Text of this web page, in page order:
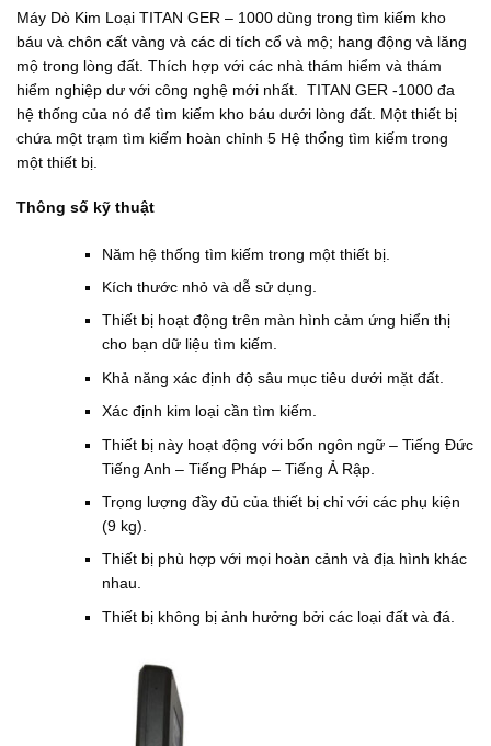
3
0
0
.
0
0
₫
à
:
2
.
7
5
0
.
Máy Dò Kim Loại TITAN GER – 1000 dùng trong tìm kiếm kho
báu và chôn cất vàng và các di tích cổ và mộ; hang động và lăng
mộ trong lòng đất. Thích hợp với các nhà thám hiểm và thám
hiểm nghiệp dư với công nghệ mới nhất. TITAN GER -1000 đa
hệ thống của nó để tìm kiếm kho báu dưới lòng đất. Một thiết bị
chứa một trạm tìm kiếm hoàn chỉnh 5 Hệ thống tìm kiếm trong
một thiết bị.
Thông số kỹ thuật
Năm hệ thống tìm kiếm trong một thiết bị.
Kích thước nhỏ và dễ sử dụng.
Thiết bị hoạt động trên màn hình cảm ứng hiển thị
cho bạn dữ liệu tìm kiếm.
Khả năng xác định độ sâu mục tiêu dưới mặt đất.
Xác định kim loại cần tìm kiếm.
Thiết bị này hoạt động với bốn ngôn ngữ – Tiếng Đức
Tiếng Anh – Tiếng Pháp – Tiếng Ả Rập.
Trọng lượng đầy đủ của thiết bị chỉ với các phụ kiện
(9 kg).
Thiết bị phù hợp với mọi hoàn cảnh và địa hình khác
nhau.
Thiết bị không bị ảnh hưởng bởi các loại đất và đá.